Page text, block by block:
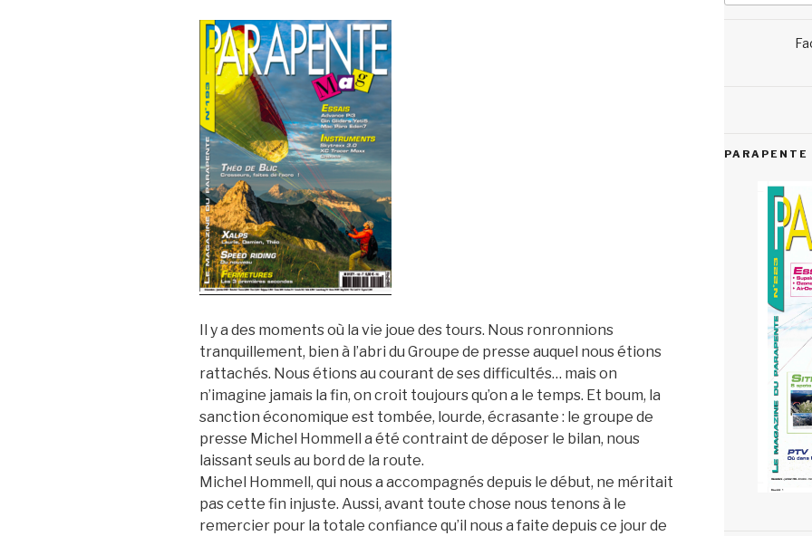
Il y a des moments où la vie joue des tours. Nous ronronnions
tranquillement, bien à l’abri du Groupe de presse auquel nous étions
rattachés. Nous étions au courant de ses difficultés… mais on
n’imagine jamais la fin, on croit toujours qu’on a le temps. Et boum, la
sanction économique est tombée, lourde, écrasante : le groupe de
presse Michel Hommell a été contraint de déposer le bilan, nous
laissant seuls au bord de la route.
Michel Hommell, qui nous a accompagnés depuis le début, ne méritait
pas cette fin injuste. Aussi, avant toute chose nous tenons à le
remercier pour la totale confiance qu’il nous a faite depuis ce jour de